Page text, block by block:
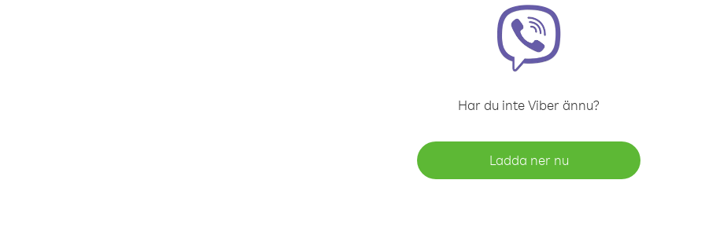
Har du inte Viber ännu?
Ladda ner nu